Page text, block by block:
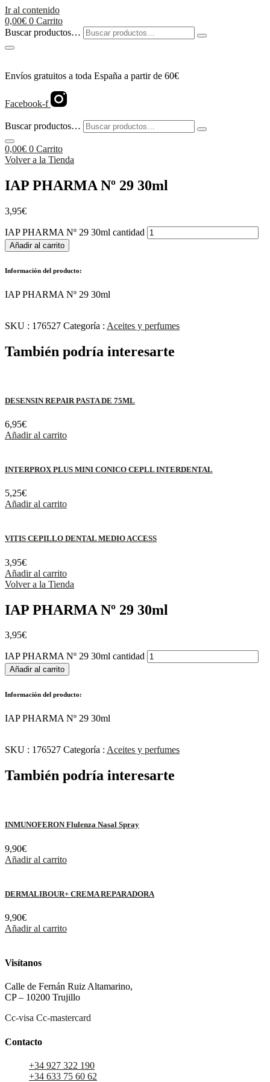
Ir al contenido
0,00€ 0 Carrito
Buscar productos…
Envíos gratuitos a toda España a partir de 60€
Facebook-f
Buscar productos…
0,00€ 0 Carrito
Volver a la Tienda
IAP PHARMA Nº 29 30ml
3,95€
IAP PHARMA Nº 29 30ml cantidad
Añadir al carrito
Información del producto:
IAP PHARMA Nº 29 30ml
SKU : 176527 Categoría : Aceites y perfumes
También podría interesarte
DESENSIN REPAIR PASTA DE 75ML
6,95€
Añadir al carrito
INTERPROX PLUS MINI CONICO CEPLL INTERDENTAL
5,25€
Añadir al carrito
VITIS CEPILLO DENTAL MEDIO ACCESS
3,95€
Añadir al carrito
Volver a la Tienda
IAP PHARMA Nº 29 30ml
3,95€
IAP PHARMA Nº 29 30ml cantidad
Añadir al carrito
Información del producto:
IAP PHARMA Nº 29 30ml
SKU : 176527 Categoría : Aceites y perfumes
También podría interesarte
INMUNOFERON Flulenza Nasal Spray
9,90€
Añadir al carrito
DERMALIBOUR+ CREMA REPARADORA
9,90€
Añadir al carrito
Visítanos
Calle de Fernán Ruiz Altamarino,
CP – 10200 Trujillo
Cc-visa Cc-mastercard
Contacto
+34 927 322 190
+34 633 75 60 62